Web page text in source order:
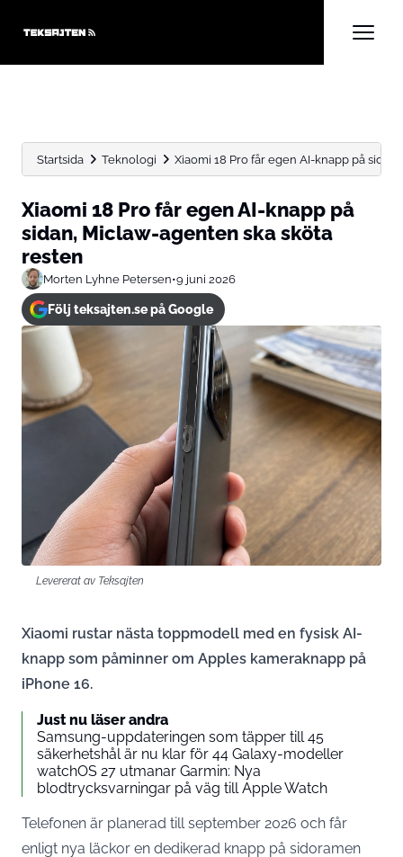
Startsida Teknologi Xiaomi 18 Pro får egen AI-knapp på
Xiaomi 18 Pro får egen AI-knapp på
sidan, Miclaw-agenten ska sköta
resten
Morten Lyhne Petersen•9 juni 2026
Följ teksajten.se på Google
Levererat av Teksajten
Xiaomi rustar nästa toppmodell med en fysisk AI-
knapp som påminner om Apples kameraknapp på
iPhone 16.
Just nu läser andra
Samsung-uppdateringen som täpper till 45
säkerhetshål är nu klar för 44 Galaxy-modeller
watchOS 27 utmanar Garmin: Nya
blodtrycksvarningar på väg till Apple Watch
Telefonen är planerad till september 2026 och får
enligt nya läckor en dedikerad knapp på sidoramen